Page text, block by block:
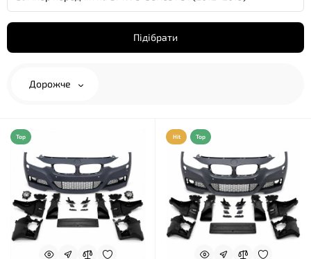
Підібрати
Дорожче
Top Hit Top